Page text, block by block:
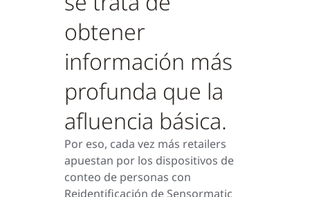
obtener
información más
profunda que la
afluencia básica.
Por eso, cada vez más retailers
apuestan por los dispositivos de
conteo de personas con
Reidentificación de Sensormatic